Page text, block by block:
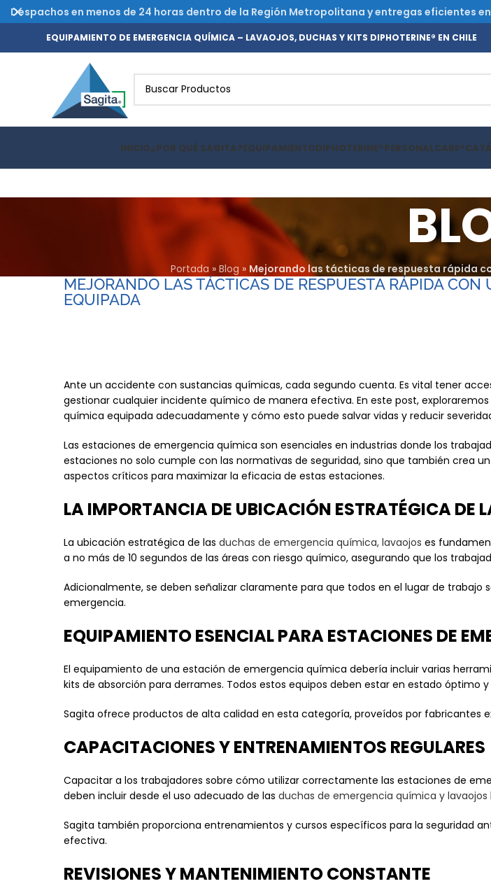
EQUIPAMIENTO DE EMERGENCIA QUÍMICA – LAVAOJOS, DUCHAS Y KITS DIPHOTERINE® EN CHILE
INICIO¿POR QUÉ SAGITA?EQUIPAMIENTODIPHOTERINE®PERSONALCARE®
Portada » Blog » Mejorando las tácticas de respuesta rápida
MEJORANDO LAS TÁCTICAS DE RESPUESTA RÁPIDA
EQUIPADA
Ante un accidente con sustancias químicas, cada segundo cuenta. Es vital tener
gestionar cualquier incidente químico de manera efectiva. En este post,
química equipada adecuadamente y cómo esto puede salvar vidas y reducir
Las estaciones de emergencia química son esenciales en industrias donde los
estaciones no solo cumple con las normativas de seguridad, sino que también crea
aspectos críticos para maximizar la eficacia de estas estaciones.
LA IMPORTANCIA DE UBICACIÓN ESTRATÉGICA DE
La ubicación estratégica de las duchas de emergencia química, lavaojos es
a no más de 10 segundos de las áreas con riesgo químico, asegurando que los
Adicionalmente, se deben señalizar claramente para que todos en el lugar de
emergencia.
EQUIPAMIENTO ESENCIAL PARA ESTACIONES DE
El equipamiento de una estación de emergencia química debería incluir varias
kits de absorción para derrames. Todos estos equipos deben estar en estado óptimo
Sagita ofrece productos de alta calidad en esta categoría, proveídos por fabricantes
CAPACITACIONES Y ENTRENAMIENTOS REGULARES
Capacitar a los trabajadores sobre cómo utilizar correctamente las estaciones de
deben incluir desde el uso adecuado de las duchas de emergencia química y lavaojos
Sagita también proporciona entrenamientos y cursos específicos para la seguridad
efectiva.
REVISIONES Y MANTENIMIENTO CONSTANTE
Despachos en menos de 24 horas dentro de la Región Metropolitana y entregas eficientes